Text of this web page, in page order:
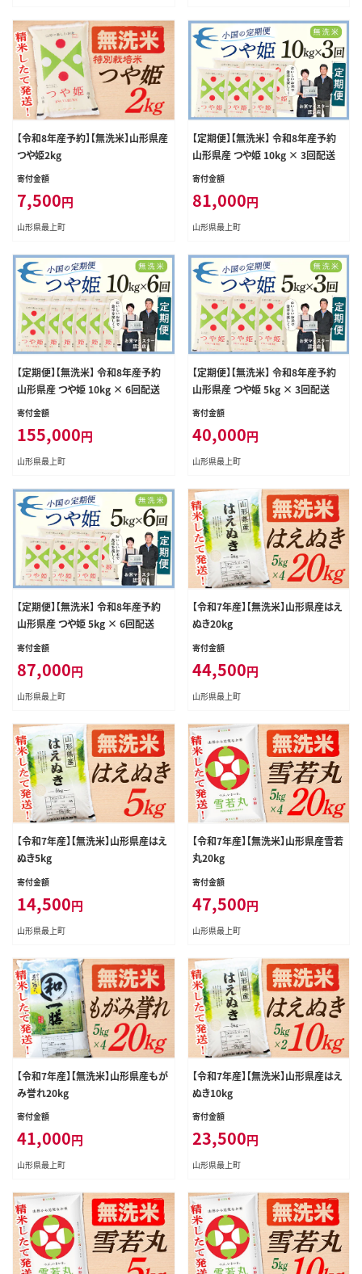
【令和8年産予約】【無洗米】山形県産
つや姫2kg
寄付金額
7,500円
山形県最上町
【定期便】【無洗米】 令和8年産予約
山形県産 つや姫 10kg × 3回配送
寄付金額
81,000円
山形県最上町
【定期便】【無洗米】 令和8年産予約
山形県産 つや姫 10kg × 6回配送
寄付金額
155,000円
山形県最上町
【定期便】【無洗米】 令和8年産予約
山形県産 つや姫 5kg × 3回配送
寄付金額
40,000円
山形県最上町
【定期便】【無洗米】 令和8年産予約
山形県産 つや姫 5kg × 6回配送
寄付金額
87,000円
山形県最上町
【令和7年産】【無洗米】山形県産はえ
ぬき20kg
寄付金額
44,500円
山形県最上町
【令和7年産】【無洗米】山形県産はえ
ぬき5kg
寄付金額
14,500円
山形県最上町
【令和7年産】【無洗米】山形県産雪若
丸20kg
寄付金額
47,500円
山形県最上町
【令和7年産】【無洗米】山形県産もが
み誉れ20kg
寄付金額
41,000円
山形県最上町
【令和7年産】【無洗米】山形県産はえ
ぬき10kg
寄付金額
23,500円
山形県最上町